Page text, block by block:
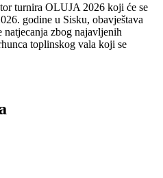
turnira OLUJA 2026 koji će se
godine u Sisku, obavještava
natjecanja zbog najavljenih
toplinskog vala koji se